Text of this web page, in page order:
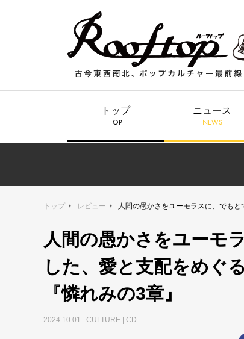
トップ
TOP
ニュース
NEWS
トップ レビュー 人間の愚かさをユーモラスに、でも
人間の愚かさをユーモ
した、愛と支配をめぐ
『憐れみの3章』
2024.10.01 CULTURE | CD